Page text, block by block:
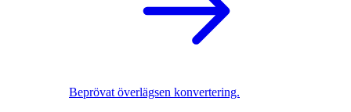
Beprövat överlägsen konvertering.